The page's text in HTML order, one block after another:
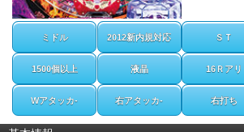
ミドル 2012新内規対応 ＳＴ
1500個以上 液晶 16Ｒアリ
Wアタッカ- 右アタッカ- 右打ち